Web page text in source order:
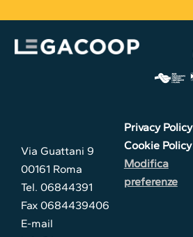
Via Guattani 9
00161 Roma
Tel. 06844391
Fax 0684439406
E-mail
Privacy Policy
Cookie Policy
Modifica
preferenze